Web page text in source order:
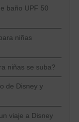
baño UPF 50
niñas
niñas se suba?
de Disney y
viaje a Disney